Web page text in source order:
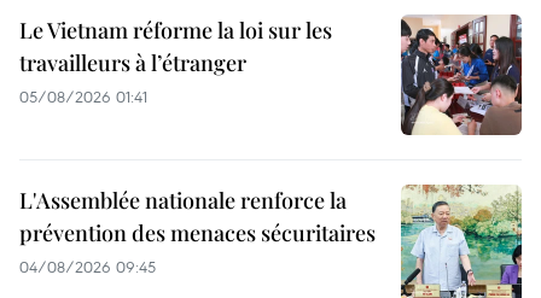
Le Vietnam réforme la loi sur les
travailleurs à l’étranger
05/08/2026 01:41
L'Assemblée nationale renforce la
prévention des menaces sécuritaires
04/08/2026 09:45